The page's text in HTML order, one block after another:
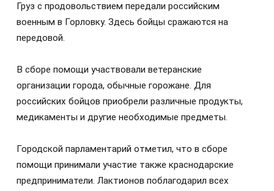
Груз с продовольствием передали российским
военным в Горловку. Здесь бойцы сражаются на
передовой.
В сборе помощи участвовали ветеранские
организации города, обычные горожане. Для
российских бойцов приобрели различные продукты,
медикаменты и другие необходимые предметы.
Городской парламентарий отметил, что в сборе
помощи принимали участие также краснодарские
предприниматели. Лактионов поблагодарил всех